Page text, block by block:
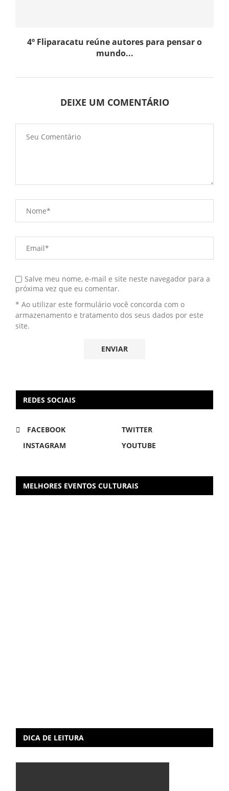
4º Fliparacatu reúne autores para pensar o
mundo...
DEIXE UM COMENTÁRIO
Salve meu nome, e-mail e site neste navegador para a
próxima vez que eu comentar.
* Ao utilizar este formulário você concorda com o
armazenamento e tratamento dos seus dados por este
site.
REDES SOCIAIS
FACEBOOK
TWITTER
INSTAGRAM
YOUTUBE
MELHORES EVENTOS CULTURAIS
DICA DE LEITURA